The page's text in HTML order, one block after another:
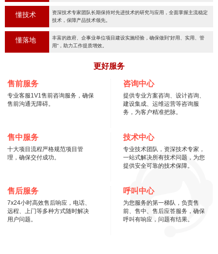
懂技术
资深技术专家团队长期保持对先进技术的研究与应用，全面掌握主流稳定
技术，保障产品技术领先。
懂落地
丰富的政府、企事业单位项目建设实施经验，确保做到“好用、实用、管
用“，助力工作提质增效。
更好服务
售前服务
专业客服1V1售前咨询服务，确保
售前沟通无障碍。
咨询中心
提供专业方案咨询、设计咨询、
建设集成、运维运营等咨询服
务，为客户精准把脉。
售中服务
十大项目流程严格规范项目管
理，确保交付成功。
技术中心
专业技术团队，资深技术专家，
一站式解决所有技术问题，为您
提供安全可靠的技术保障。
售后服务
7x24小时高效售后响应，电话、
远程、上门等多种方式随时解决
用户问题。
呼叫中心
为您服务的第一梯队，负责售
前、售中、售后应答服务，确保
呼叫有响应，问题有结果。